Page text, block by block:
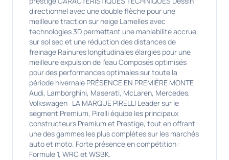
directionnel avec une double flèche pour une
meilleure traction sur neige Lamelles avec
technologies 3D permettant une maniabilité accrue
sur sol sec et une réduction des distances de
freinage Rainures longitudinales élargies pour une
meilleure expulsion de l'eau Composés optimisés
pour des performances optimales sur toute la
période hivernale PRÉSENCE EN PREMIÈRE MONTE
Audi, Lamborghini, Maserati, McLaren, Mercedes,
Volkswagen LA MARQUE PIRELLI Leader sur le
segment Premium, Pirelli équipe les principaux
constructeurs Premium et Prestige, tout en offrant
une des gammes les plus complètes sur les marchés
auto et moto. Forte présence en compétition :
Formule 1, WRC et WSBK.